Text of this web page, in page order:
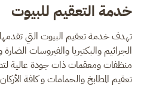
خدمة التعقيم للبيوت
تهدف خدمة تعقيم البيوت التي
الجراثيم والبكتيريا والفيروسات
منظفات ومعقمات ذات جودة عالية
تعقيم المطابخ والحمامات و كافة